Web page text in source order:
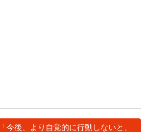
今後、より自覚的に行動しないと、